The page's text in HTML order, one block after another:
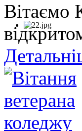
Вітаємо